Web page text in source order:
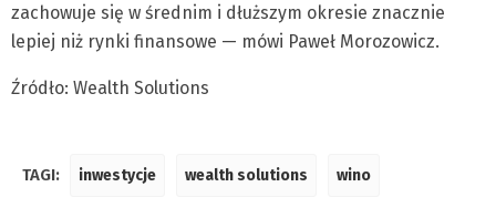
zachowuje się w średnim i dłuższym okresie znacznie
lepiej niż rynki finansowe — mówi Paweł Morozowicz.
Źródło: Wealth Solutions
TAGI: inwestycje wealth solutions wino